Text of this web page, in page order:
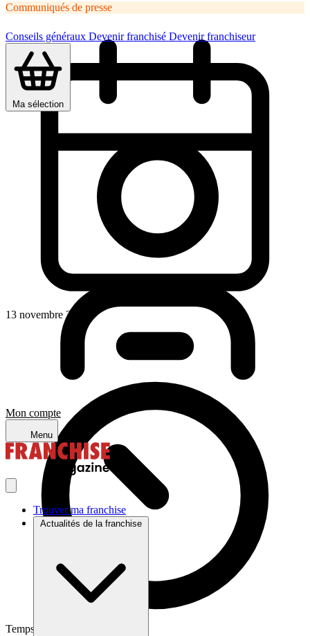
Conseils généraux Devenir franchisé Devenir franchiseur
Ma sélection
Mon compte
Menu
Trouver ma franchise
Actualités de la franchise
Communiqués de presse
13 novembre 2023
Temps de lecture : 2 min